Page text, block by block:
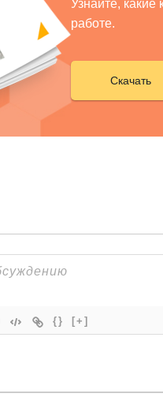
Узнайте,
работе.
Скачать
{} [+]